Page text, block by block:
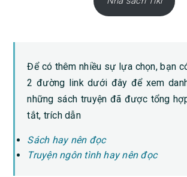
Để có thêm nhiều sự lựa chọn, bạn
2 đường link dưới đây để xem
những sách truyện đã được tổng
tắt, trích dẫn
Sách hay nên đọc
Truyện ngôn tình hay nên đọc